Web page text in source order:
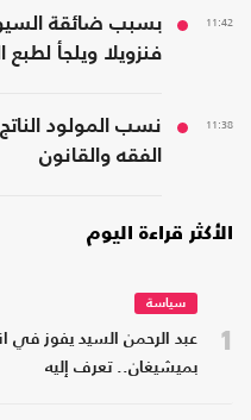
11:42
بسبب ضائقة
فنزويلا ويلجأ
11:38
نسب المولود
الفقه والقانون
الأكثر قراءة اليوم
1
سياسة
عبد الرحمن السيد يفوز في
بميشيغان.. تعرف إليه